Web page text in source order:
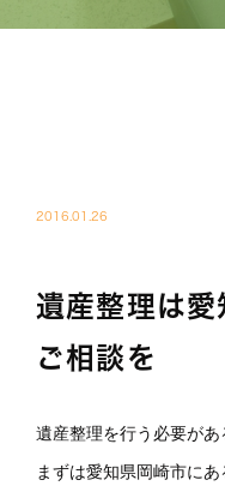
2016.01.26
遺産整理は
ご相談を
遺産整理を行う必要があ
まずは愛知県岡崎市に